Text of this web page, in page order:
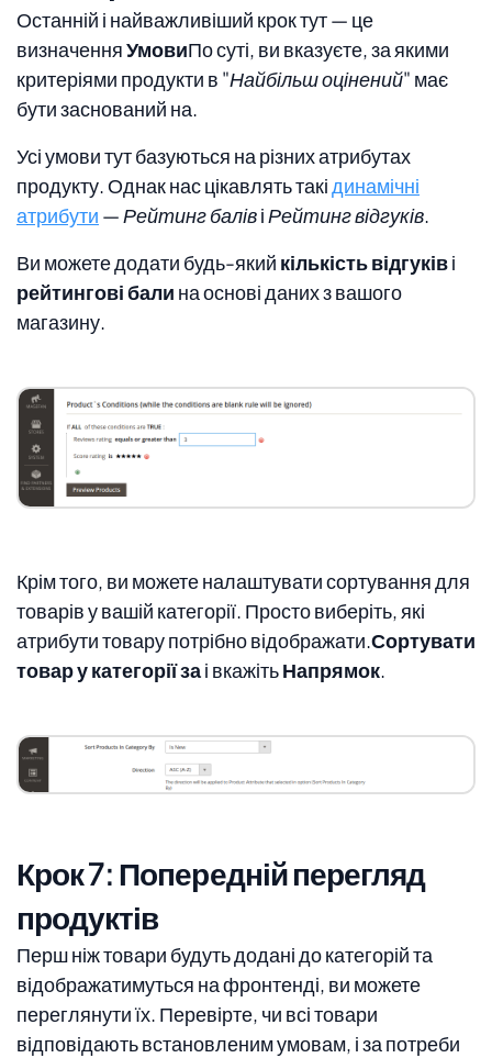
Останній і найважливіший крок тут — це
визначенняУмовиПо суті, ви вказуєте, за якими
критеріями продукти в "Найбільш оцінений" має
бути заснований на.
Усі умови тут базуються на різних атрибутах
продукту. Однак нас цікавлять такідинамічні
атрибути —Рейтинг балівіРейтинг відгуків.
Ви можете додати будь-який кількість відгуківі
рейтингові бали на основі даних з вашого
магазину.
Крім того, ви можете налаштувати сортування для
товарів у вашій категорії. Просто виберіть, які
атрибути товару потрібно відображати.Сортувати
товар у категорії заі вкажітьНапрямок.
Крок 7: Попередній перегляд
продуктів
Перш ніж товари будуть додані до категорій та
відображатимуться на фронтенді, ви можете
переглянути їх. Перевірте, чи всі товари
відповідають встановленим умовам, і за потреби